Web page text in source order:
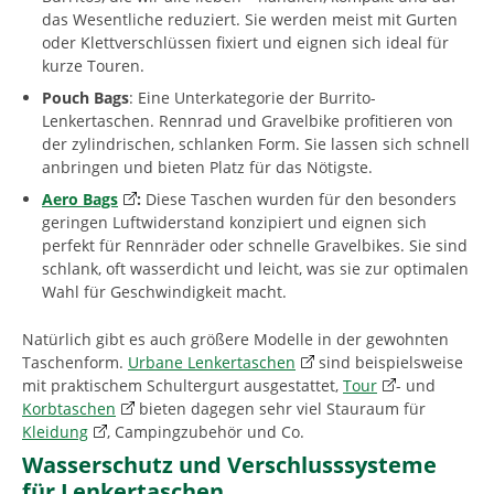
das Wesentliche reduziert. Sie werden meist mit Gurten
oder Klettverschlüssen fixiert und eignen sich ideal für
kurze Touren.
Pouch Bags: Eine Unterkategorie der Burrito-
Lenkertaschen. Rennrad und Gravelbike profitieren von
der zylindrischen, schlanken Form. Sie lassen sich schnell
anbringen und bieten Platz für das Nötigste.
Aero Bags
: Diese Taschen wurden für den besonders
geringen Luftwiderstand konzipiert und eignen sich
perfekt für Rennräder oder schnelle Gravelbikes. Sie sind
schlank, oft wasserdicht und leicht, was sie zur optimalen
Wahl für Geschwindigkeit macht.
Natürlich gibt es auch größere Modelle in der gewohnten
Taschenform. Urbane Lenkertaschen
sind beispielsweise
mit praktischem Schultergurt ausgestattet, Tour
- und
Korbtaschen
bieten dagegen sehr viel Stauraum für
Kleidung
, Campingzubehör und Co.
Wasserschutz und Verschlusssysteme